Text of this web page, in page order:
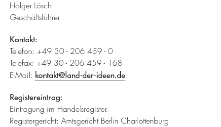
Holger Lösch
Geschäftsführer
Kontakt:
Telefon: +49 30 - 206 459 - 0
Telefax: +49 30 - 206 459 - 168
E-Mail: kontakt@land-der-ideen.de
Registereintrag:
Eintragung im Handelsregister.
Registergericht: Amtsgericht Berlin Charlottenburg